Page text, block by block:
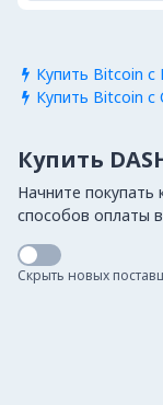
 Купить Bitcoin с
 Купить Bitcoin с
Купить
Начните покупать
способов оплаты в
Скрыть новых